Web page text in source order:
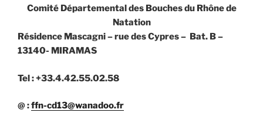
Comité Départemental des Bouches du Rhône de
Natation
Résidence Mascagni – rue des Cypres – Bat. B –
13140- MIRAMAS
Tel : +33.4.42.55.02.58
@ :ffn-cd13@wanadoo.fr